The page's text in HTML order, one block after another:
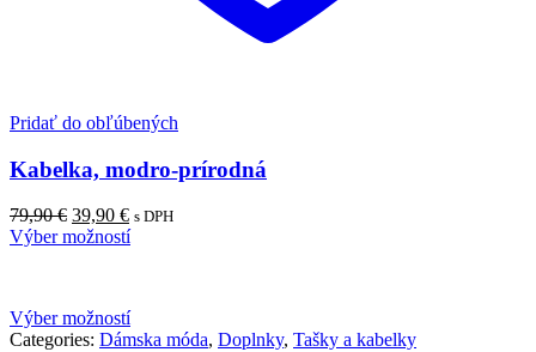
Pridať do obľúbených
Kabelka, modro-prírodná
79,90€ Pôvodná
cena
39,90 €Aktuálna
cena
s DPH
Výber možností
Výber možností
Categories: Dámska móda, Doplnky, Tašky a kabelky